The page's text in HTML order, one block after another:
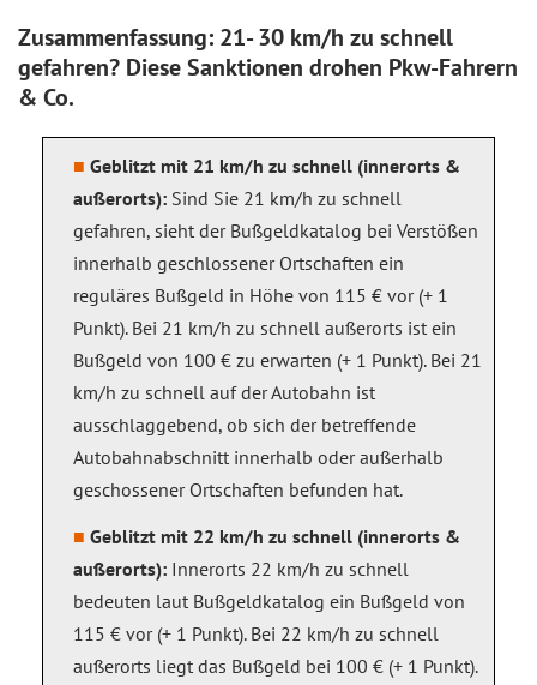
Zusammenfassung: 21- 30 km/h zu schnell
gefahren? Diese Sanktionen drohen Pkw-Fahrern
& Co.
Geblitzt mit 21 km/h zu schnell (innerorts &
außerorts): Sind Sie 21 km/h zu schnell
gefahren, sieht der Bußgeldkatalog bei Verstößen
innerhalb geschlossener Ortschaften ein
reguläres Bußgeld in Höhe von 115 € vor (+ 1
Punkt). Bei 21 km/h zu schnell außerorts ist ein
Bußgeld von 100 € zu erwarten (+ 1 Punkt). Bei 21
km/h zu schnell auf der Autobahn ist
ausschlaggebend, ob sich der betreffende
Autobahnabschnitt innerhalb oder außerhalb
geschossener Ortschaften befunden hat.
Geblitzt mit 22 km/h zu schnell (innerorts &
außerorts): Innerorts 22 km/h zu schnell
bedeuten laut Bußgeldkatalog ein Bußgeld von
115 € vor (+ 1 Punkt). Bei 22 km/h zu schnell
außerorts liegt das Bußgeld bei 100 € (+ 1 Punkt).